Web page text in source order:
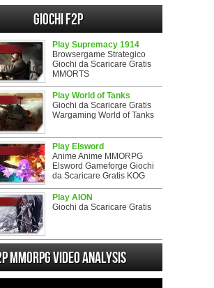
Giochi F2P
Play Supremacy 1914
Browsergame Strategico
Giochi da Scaricare Gratis
MMORTS
Play World of Tanks
Giochi da Scaricare Gratis
Wargaming World of Tanks
Play Elsword
Anime Anime MMORPG
Elsword Gameforge Giochi
da Scaricare Gratis KOG
Play AION
Giochi da Scaricare Gratis
MMORPG Video analysis